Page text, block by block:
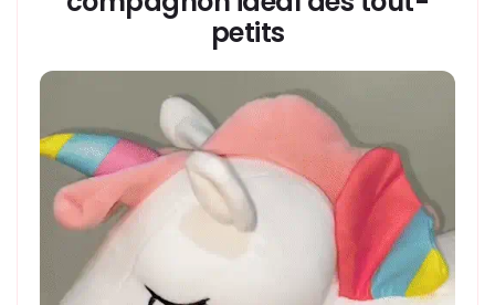
petits